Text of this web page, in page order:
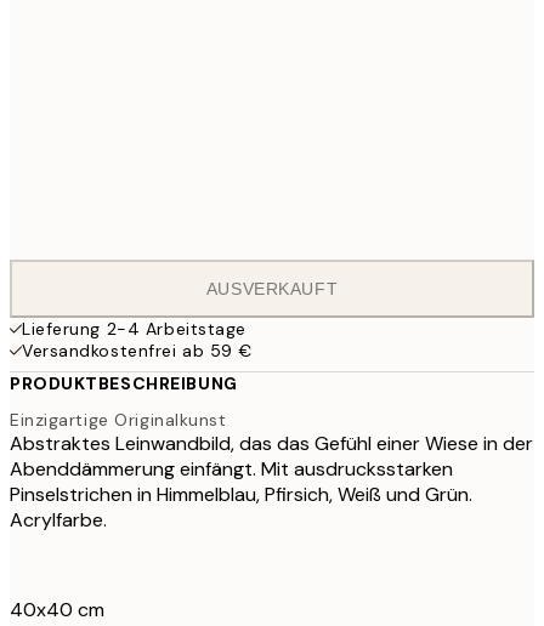
AUSVERKAUFT
Lieferung 2-4 Arbeitstage
Versandkostenfrei ab 59 €
PRODUKTBESCHREIBUNG
Einzigartige Originalkunst
Abstraktes Leinwandbild, das das Gefühl einer Wiese in der
Abenddämmerung einfängt. Mit ausdrucksstarken
Pinselstrichen in Himmelblau, Pfirsich, Weiß und Grün.
Acrylfarbe.
40x40 cm